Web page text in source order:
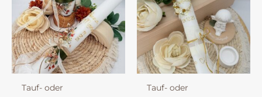
Tauf- oder
Tauf- oder